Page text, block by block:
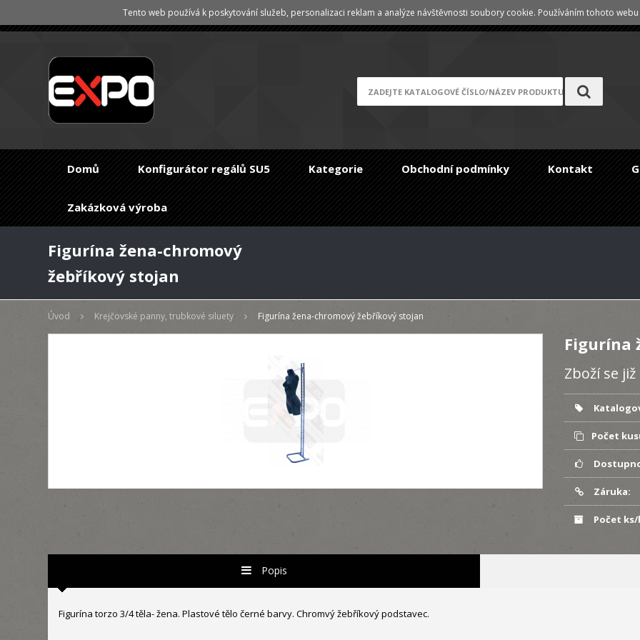
Registrace/Zapomenuté heslo
Domů Konfigurátor regálů SU5 Kategorie Obchodní podmínky Kontakt
Zakázková výroba
Figurína žena-chromový
žebříkový stojan
Úvod Krejčovské panny, trubkové siluety Figurína žena-chromový žebříkový stojan
Figurína
Zboží se
Počet
Záruka:
Počet
Popis
Figurína torzo 3/4 těla- žena. Plastové tělo černé barvy. Chromvý žebříkový podstavec.
Tento web používá k poskytování služeb, personalizaci reklam a analýze návštěvnosti soubory cookie. Používáním tohoto